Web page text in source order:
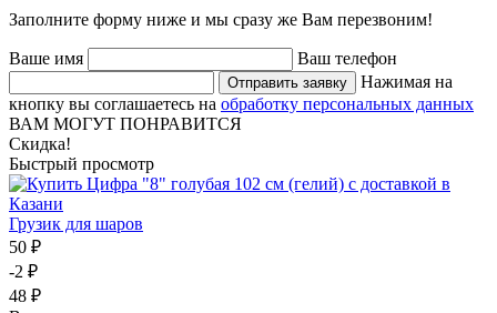
Заполните форму ниже и мы сразу же Вам перезвоним!
Ваше имя Ваш телефон
Отправить заявку
Нажимая на
кнопку вы соглашаетесь на обработку персональных данных
ВАМ МОГУТ ПОНРАВИТСЯ
Скидка!
Быстрый просмотр
Грузик для шаров
50 ₽
-2 ₽
48 ₽